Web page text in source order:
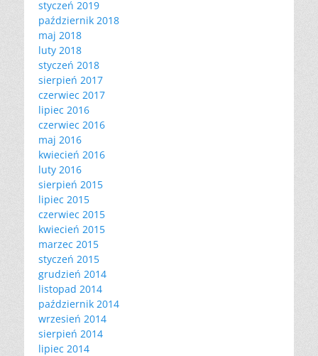
styczeń 2019
październik 2018
maj 2018
luty 2018
styczeń 2018
sierpień 2017
czerwiec 2017
lipiec 2016
czerwiec 2016
maj 2016
kwiecień 2016
luty 2016
sierpień 2015
lipiec 2015
czerwiec 2015
kwiecień 2015
marzec 2015
styczeń 2015
grudzień 2014
listopad 2014
październik 2014
wrzesień 2014
sierpień 2014
lipiec 2014